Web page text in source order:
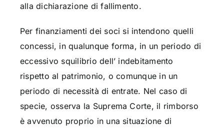
alla dichiarazione di fallimento.
Per finanziamenti dei soci si intendono quelli
concessi, in qualunque forma, in un periodo di
eccessivo squilibrio dell’ indebitamento
rispetto al patrimonio, o comunque in un
periodo di necessità di entrate. Nel caso di
specie, osserva la Suprema Corte, il rimborso
è avvenuto proprio in una situazione di